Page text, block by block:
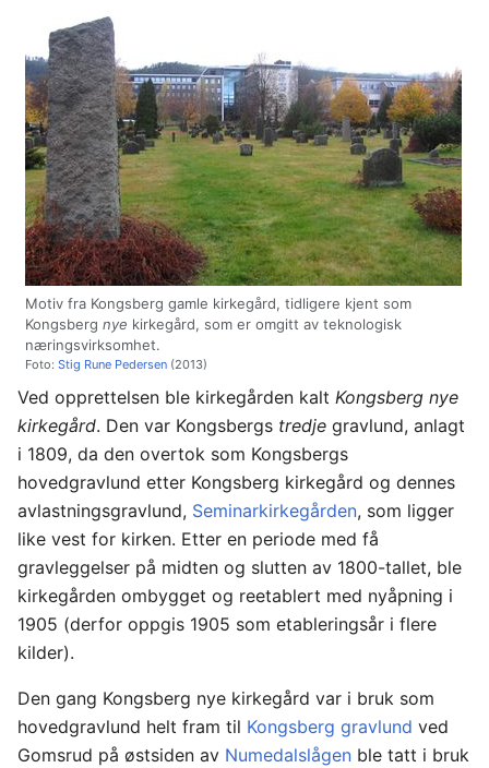
Motiv fra Kongsberg gamle kirkegård, tidligere kjent som
Kongsberg nye kirkegård, som er omgitt av teknologisk
næringsvirksomhet.
Foto: Stig Rune Pedersen (2013)
Ved opprettelsen ble kirkegården kalt Kongsberg nye
kirkegård. Den var Kongsbergs tredje gravlund, anlagt
i 1809, da den overtok som Kongsbergs
hovedgravlund etter Kongsberg kirkegård og dennes
avlastningsgravlund, Seminarkirkegården, som ligger
like vest for kirken. Etter en periode med få
gravleggelser på midten og slutten av 1800-tallet, ble
kirkegården ombygget og reetablert med nyåpning i
1905 (derfor oppgis 1905 som etableringsår i flere
kilder).
Den gang Kongsberg nye kirkegård var i bruk som
hovedgravlund helt fram til Kongsberg gravlund ved
Gomsrud på østsiden av Numedalslågen ble tatt i bruk